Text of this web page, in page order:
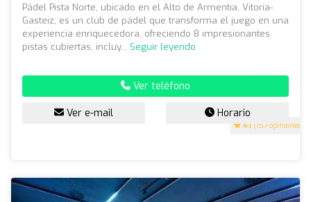
4.1 (157 opiniones)
Pádel Pista Norte, ubicado en el Alto de Armentia, Vitoria-
Gasteiz, es un club de pádel que transforma el juego en una
experiencia enriquecedora, ofreciendo 8 impresionantes
pistas cubiertas, incluy... Seguir leyendo
Ver teléfono
Ver e-mail Horario